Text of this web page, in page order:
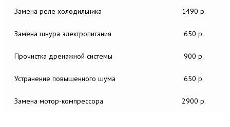
Замена реле холодильника 1490 р.
Замена шнура электропитания 650 р.
Прочистка дренажной системы 900 р.
Устранение повышенного шума 650 р.
Замена мотор-компрессора 2900 р.